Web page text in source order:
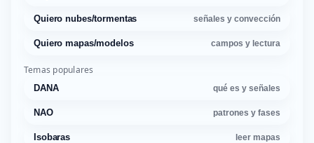
Quiero nubes/tormentas señales y convección
Quiero mapas/modelos campos y lectura
Temas populares
DANA qué es y señales
NAO patrones y fases
Isobaras leer mapas